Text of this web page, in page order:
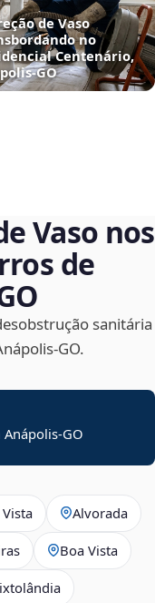
de Vaso
no
Centenário,
Vaso nos
de
sanitária
GO
Alvorada
Boa Vista